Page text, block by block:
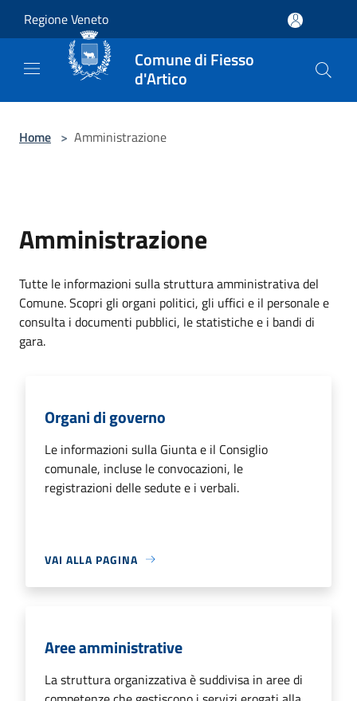
Regione Veneto
Comune di Fiesso
d'Artico
Home > Amministrazione
Amministrazione
Tutte le informazioni sulla struttura amministrativa del
Comune. Scopri gli organi politici, gli uffici e il personale e
consulta i documenti pubblici, le statistiche e i bandi di
gara.
Organi di governo
Le informazioni sulla Giunta e il Consiglio
comunale, incluse le convocazioni, le
registrazioni delle sedute e i verbali.
VAI ALLA PAGINA
Aree amministrative
La struttura organizzativa è suddivisa in aree di